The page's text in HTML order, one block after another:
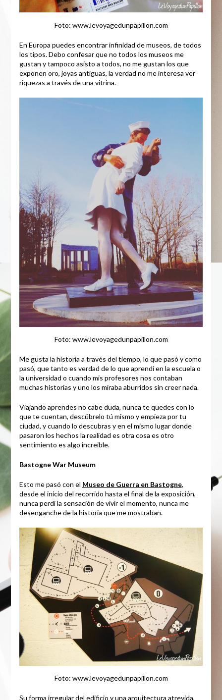
Foto: www.levoyagedunpapillon.com
En Europa puedes encontrar infinidad de museos, de todos
los tipos. Debo confesar que no todos los museos me
gustan y tampoco asisto a todos, no me gustan los que
exponen oro, joyas antiguas, la verdad no me interesa ver
riquezas a través de una vitrina.
Foto: www.levoyagedunpapillon.com
Me gusta la historia a través del tiempo, lo que pasó y como
pasó, que tanto es verdad de lo que aprendí en la escuela o
la universidad o cuando mis profesores nos contaban
muchas historias y uno los miraba aburridos sin creer nada.
Viajando aprendes no cabe duda, nunca te quedes con lo
que te cuentan, descúbrelo tú mismo y empieza por tu
ciudad, y cuando lo descubras y en el mismo lugar donde
pasaron los hechos la realidad es otra cosa es otro
sentimiento es algo increible.
Bastogne War Museum
Esto me pasó con el Museo de Guerra en Bastogne,
desde el inicio del recorrido hasta el final de la exposición,
nunca perdí la sensación de vivir el momento, nunca me
desenganche de la historia que me mostraban.
Foto: www.levoyagedunpapillon.com
Su forma irregular del edificio y una arquitectura atrevida,